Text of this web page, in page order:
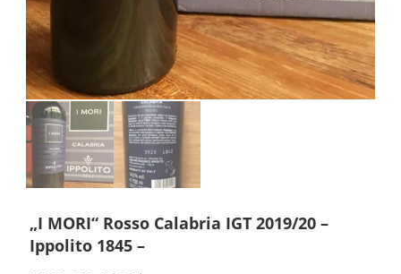
„I MORI“ Rosso Calabria IGT 2019/20 –
Ippolito 1845 –